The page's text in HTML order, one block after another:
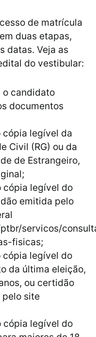
de matrícula
duas etapas,
datas. Veja as
do vestibular:
o candidato
documentos
legível da
Civil (RG) ou da
de Estrangeiro,
cópia legível do
emitida pelo
servicos/
fisicas;
legível do
da última eleição,
ou certidão
site
cópia legível do